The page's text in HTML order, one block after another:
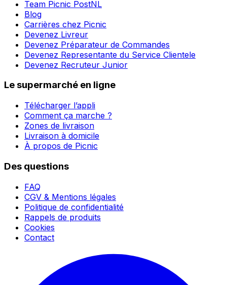
Team Picnic PostNL
Blog
Carrières chez Picnic
Devenez Livreur
Devenez Préparateur de Commandes
Devenez Representante du Service Clientele
Devenez Recruteur Junior
Le supermarché en ligne
Télécharger l’appli
Comment ça marche ?
Zones de livraison
Livraison à domicile
À propos de Picnic
Des questions
FAQ
CGV & Mentions légales
Politique de confidentialité
Rappels de produits
Cookies
Contact